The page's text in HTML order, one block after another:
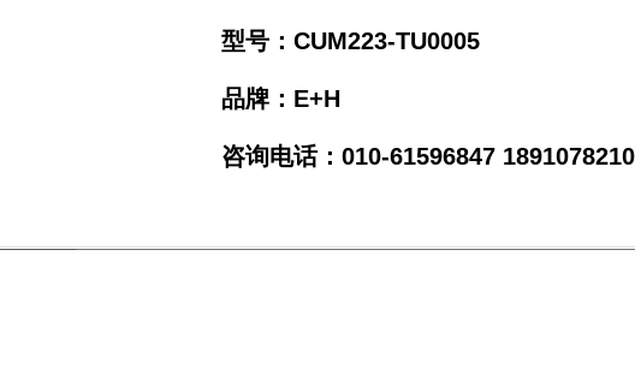
型号：CUM223-TU0005
品牌：E+H
咨询电话：010-61596847